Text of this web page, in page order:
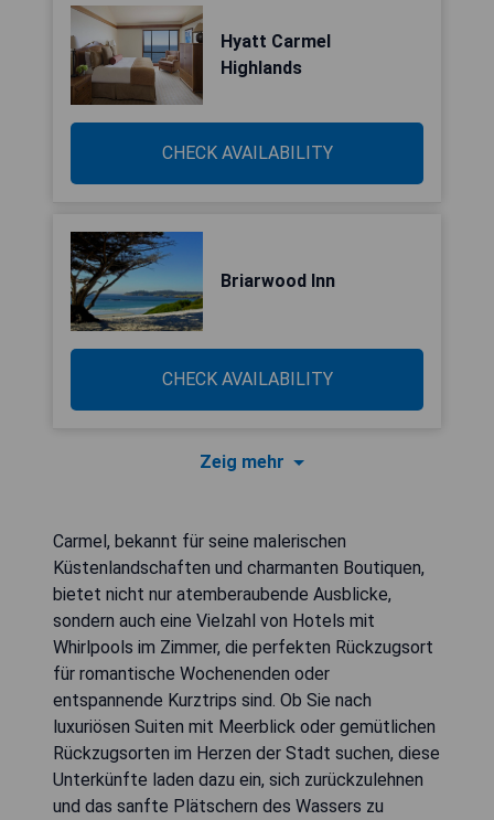
Hyatt Carmel
Highlands
CHECK AVAILABILITY
Briarwood Inn
CHECK AVAILABILITY
Zeig mehr
Carmel, bekannt für seine malerischen
Küstenlandschaften und charmanten Boutiquen,
bietet nicht nur atemberaubende Ausblicke,
sondern auch eine Vielzahl von Hotels mit
Whirlpools im Zimmer, die perfekten Rückzugsort
für romantische Wochenenden oder
entspannende Kurztrips sind. Ob Sie nach
luxuriösen Suiten mit Meerblick oder gemütlichen
Rückzugsorten im Herzen der Stadt suchen, diese
Unterkünfte laden dazu ein, sich zurückzulehnen
und das sanfte Plätschern des Wassers zu